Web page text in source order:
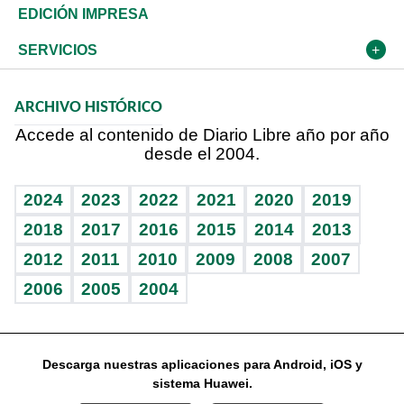
Caribe
Resto del mundo
Global y variable
Economía personal
Novedades
Podcast Arte Libre
Vida y familia
Eñe
Celebrando la vida
Sin complejos
En pocas palabras
Escuchando al corazón
Olimpismo
Más deportes
BRV
TBT Deportivo
Frente al Statu Quo
El Espía
Más firmas
Despertando al gigante
Cambio climático
Deportes
Opinión
Hecho en casa
Guía del dinero
EDICIÓN IMPRESA
SERVICIOS
Cumpleaños
Horóscopos
Juegos
ARCHIVO HISTÓRICO
Accede al contenido de Diario Libre año por año
desde el 2004.
2024 2023 2022 2021 2020
2019
2018
2017 2016 2015 2014
2013
2012
2011 2010 2009 2008
2007
2006
2005 2004
Descarga nuestras aplicaciones para Android, iOS y
sistema Huawei.